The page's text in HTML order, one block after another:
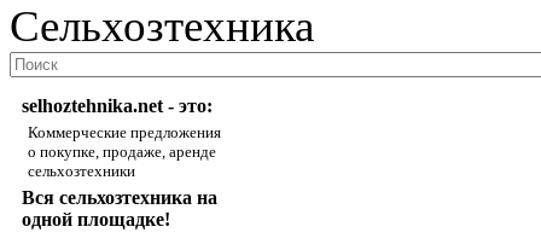
Сельхозтехника
selhoztehnika.net - это:
Коммерческие предложения
о покупке, продаже, аренде
сельхозтехники
Вся сельхозтехника на
одной площадке!